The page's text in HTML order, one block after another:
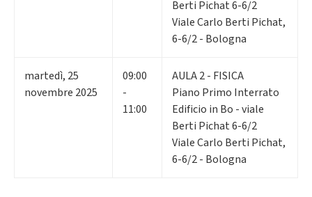
Berti Pichat 6-6/2
Viale Carlo Berti Pichat,
6-6/2 - Bologna
martedì, 25
novembre 2025
09:00
-
11:00
AULA 2 - FISICA
Piano Primo Interrato
Edificio in Bo - viale
Berti Pichat 6-6/2
Viale Carlo Berti Pichat,
6-6/2 - Bologna